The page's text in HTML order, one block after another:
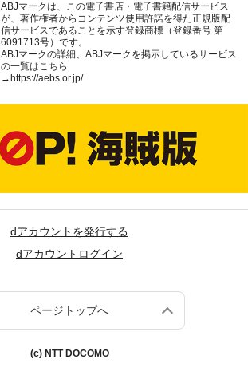
ABJマークは、この電子書店・電子書籍配信サービス
が、著作権者からコンテンツ使用許諾を得た正規版配
信サービスであることを示す登録商標（登録番号 第
6091713号）です。
ABJマークの詳細、ABJマークを掲示しているサービス
の一覧はこちら
→ https://aebs.or.jp/
dアカウントを発行する
dアカウントログイン
ページトップへ
(c) NTT DOCOMO